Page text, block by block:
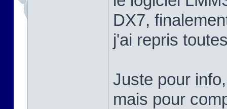
DX7,
j'ai repris
Juste pour
mais pour